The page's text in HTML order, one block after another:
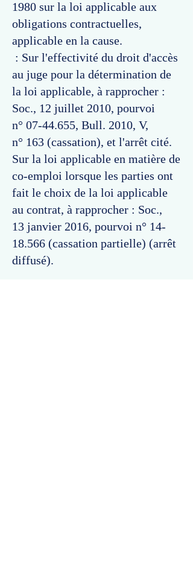
1980 sur la loi applicable aux
obligations contractuelles,
applicable en la cause.
: Sur l'effectivité du droit d'accès
au juge pour la détermination de
la loi applicable, à rapprocher :
Soc., 12 juillet 2010, pourvoi
n° 07-44.655, Bull. 2010, V,
n° 163 (cassation), et l'arrêt cité.
Sur la loi applicable en matière de
co-emploi lorsque les parties ont
fait le choix de la loi applicable
au contrat, à rapprocher : Soc.,
13 janvier 2016, pourvoi n° 14-
18.566 (cassation partielle) (arrêt
diffusé).